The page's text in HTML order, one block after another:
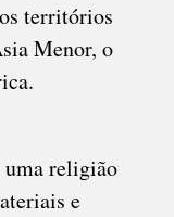
territórios
Menor, o
religião
e